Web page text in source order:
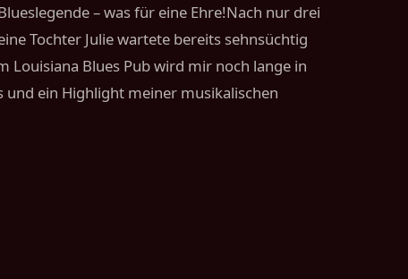
– was für eine Ehre!Nach nur drei
Tochter Julie wartete bereits sehnsüchtig
Louisiana Blues Pub wird mir noch lange in
und ein Highlight meiner musikalischen